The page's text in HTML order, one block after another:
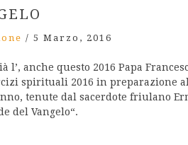
/ 5 Marzo, 2016
l’, anche questo 2016 Papa
spirituali 2016 in preparazione
tenute dal sacerdote friulano
del Vangelo“.